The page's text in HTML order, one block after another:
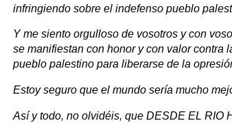
infringiendo sobre el indefenso pueblo
Y me siento orgulloso de vosotros y con
se manifiestan con honor y con valor contra
pueblo palestino para liberarse de la
Estoy seguro que el mundo sería mucho
Así y todo, no olvidéis, que DESDE EL RIO